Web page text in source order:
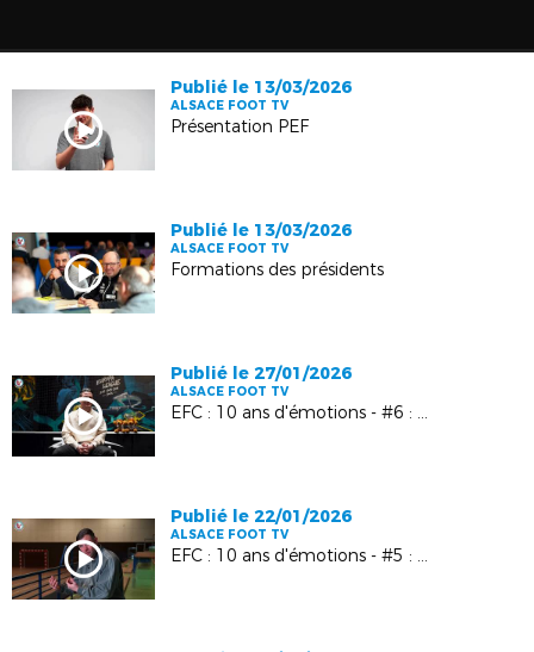
Publié le 13/03/2026
ALSACE FOOT TV
Présentation PEF
Publié le 13/03/2026
ALSACE FOOT TV
Formations des présidents
Publié le 27/01/2026
ALSACE FOOT TV
EFC : 10 ans d'émotions - #6 : Kévin Gameiro
Publié le 22/01/2026
ALSACE FOOT TV
EFC : 10 ans d'émotions - #5 : Manuel Bach